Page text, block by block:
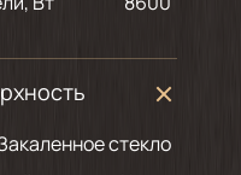
Закаленное стекло